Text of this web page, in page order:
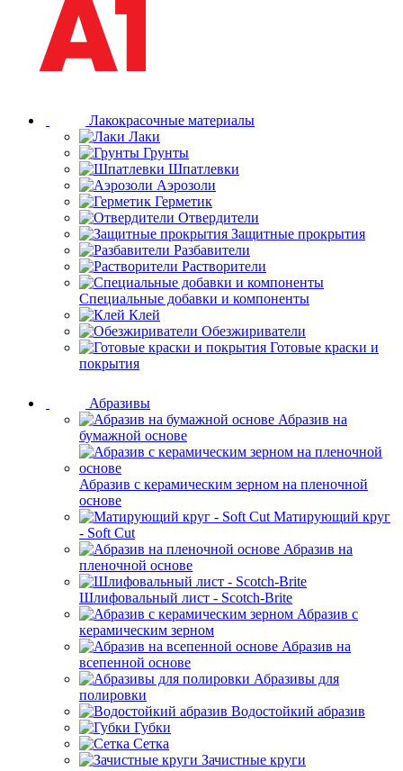
Лакокрасочные материалы
Лаки
Грунты
Шпатлевки
Аэрозоли
Герметик
Отвердители
Защитные прокрытия
Разбавители
Растворители
Специальные добавки и компоненты
Клей
Обезжириватели
Готовые краски и
покрытия
Абразивы
Абразив на
бумажной основе
Абразив с керамическим зерном на пленочной
основе
Матирующий круг
- Soft Cut
Абразив на
пленочной основе
Шлифовальный лист - Scotch-Brite
Абразив с
керамическим зерном
Абразив на
всепенной основе
Абразивы для
полировки
Водостойкий абразив
Губки
Сетка
Зачистные круги